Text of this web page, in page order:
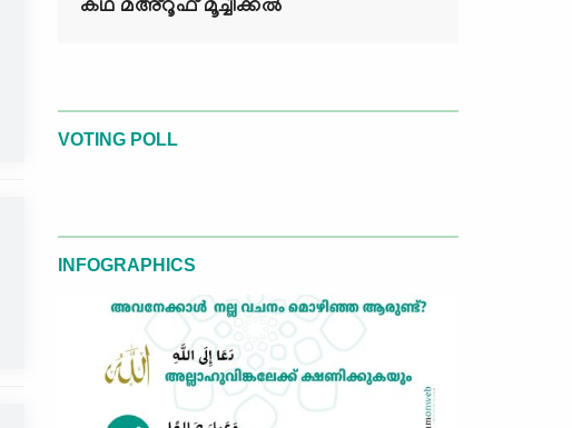
കഥ മഅ്റൂഫ് മൂച്ചിക്കല്‍
VOTING POLL
INFOGRAPHICS